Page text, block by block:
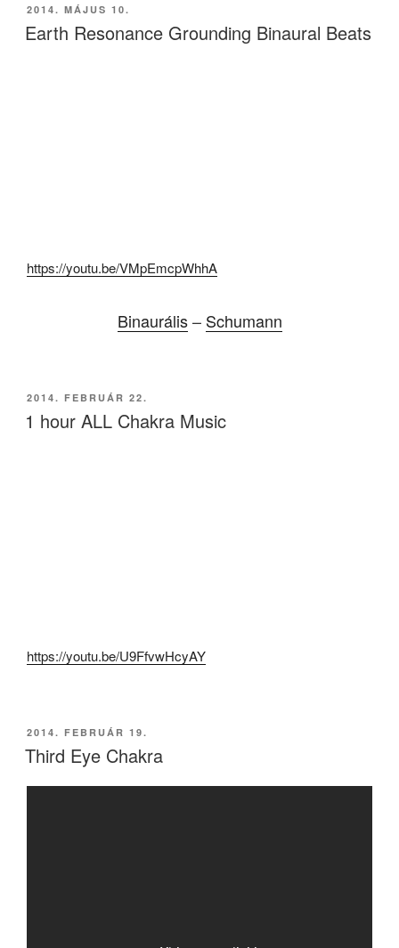
BEKÜLDVE:
2014. MÁJUS 10.
Earth Resonance Grounding Binaural Beats
https://youtu.be/VMpEmcpWhhA
Binaurális– Schumann
BEKÜLDVE:
2014. FEBRUÁR 22.
1 hour ALL Chakra Music
https://youtu.be/U9FfvwHcyAY
BEKÜLDVE:
2014. FEBRUÁR 19.
Third Eye Chakra